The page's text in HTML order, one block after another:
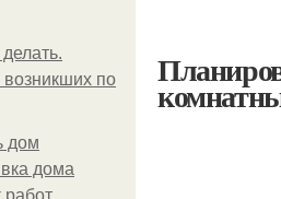
возникших по
дом
дома
работ